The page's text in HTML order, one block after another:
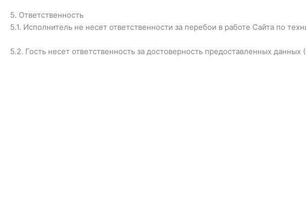
5. Ответственность
5.1. Исполнитель не несет ответственности за перебои в работе Сайта по
5.2. Гость несет ответственность за достоверность предоставленных